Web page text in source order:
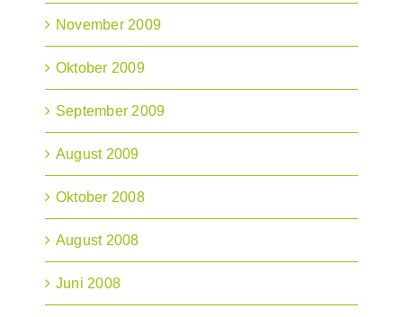
November 2009
Oktober 2009
September 2009
August 2009
Oktober 2008
August 2008
Juni 2008